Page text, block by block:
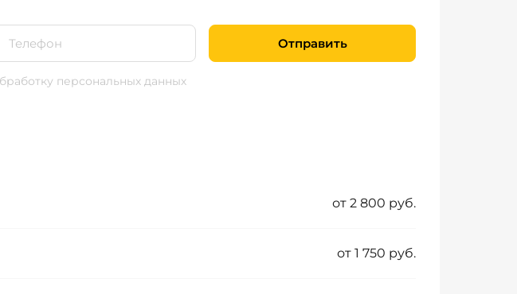
Отправить
персональных данных
от 2 800 руб.
от 1 750 руб.